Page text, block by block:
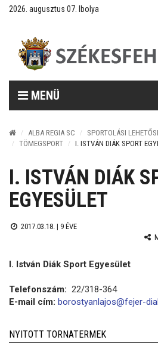
2026. augusztus 07. Ibolya
MENÜ
ALBA REGIA SC
SPORTOLÁSI
TÖMEGSPORT
I. ISTVÁN DIÁK SPORT
I. ISTVÁN DIÁK
EGYESÜLET
2017.03.18. | 9 ÉVE
I. István Diák Sport Egyesület
Telefonszám: 22/318-364
E-mail cím: borostyanlajos@fejer-
NYITOTT TORNATERMEK